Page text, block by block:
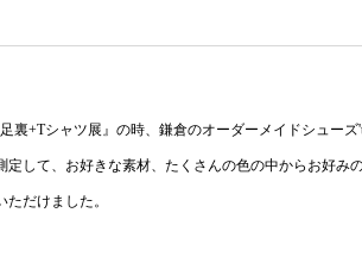
裏+Tシャツ展』の時、鎌倉のオーダーメイドシューズ
定して、お好きな素材、たくさんの色の中からお好み
だけました。